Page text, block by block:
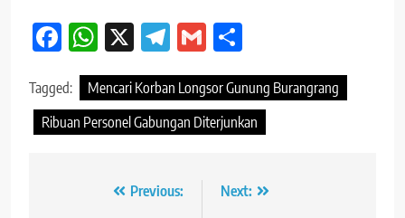
Facebook
WhatsApp
X Telegram
Gmail
Tagged:
Mencari Korban Longsor Gunung Burangrang
Ribuan Personel Gabungan Diterjunkan
Navigasi Previous:
Next: